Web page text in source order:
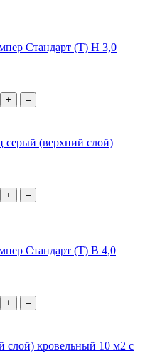
Стандарт (Т) Н 3,0
+
–
серый (верхний слой)
+
–
Стандарт (Т) В 4,0
+
–
слой) кровельный 10 м2 с